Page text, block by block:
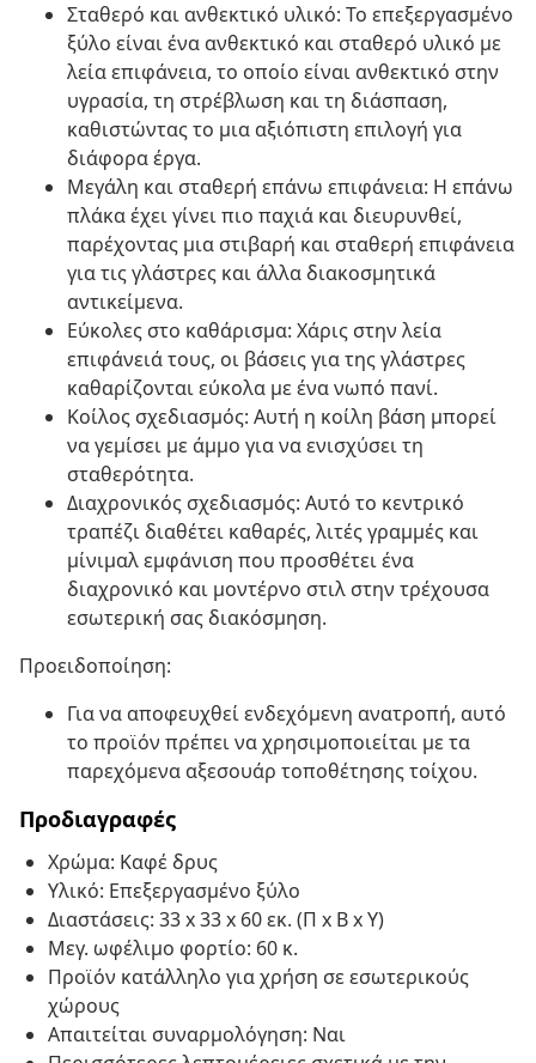
Σταθερό και ανθεκτικό υλικό: Το επεξεργασμένο
ξύλο είναι ένα ανθεκτικό και σταθερό υλικό με
λεία επιφάνεια, το οποίο είναι ανθεκτικό στην
υγρασία, τη στρέβλωση και τη διάσπαση,
καθιστώντας το μια αξιόπιστη επιλογή για
διάφορα έργα.
Μεγάλη και σταθερή επάνω επιφάνεια: Η επάνω
πλάκα έχει γίνει πιο παχιά και διευρυνθεί,
παρέχοντας μια στιβαρή και σταθερή επιφάνεια
για τις γλάστρες και άλλα διακοσμητικά
αντικείμενα.
Εύκολες στο καθάρισμα: Χάρις στην λεία
επιφάνειά τους, οι βάσεις για της γλάστρες
καθαρίζονται εύκολα με ένα νωπό πανί.
Κοίλος σχεδιασμός: Αυτή η κοίλη βάση μπορεί
να γεμίσει με άμμο για να ενισχύσει τη
σταθερότητα.
Διαχρονικός σχεδιασμός: Αυτό το κεντρικό
τραπέζι διαθέτει καθαρές, λιτές γραμμές και
μίνιμαλ εμφάνιση που προσθέτει ένα
διαχρονικό και μοντέρνο στιλ στην τρέχουσα
εσωτερική σας διακόσμηση.
Προειδοποίηση:
Για να αποφευχθεί ενδεχόμενη ανατροπή, αυτό
το προϊόν πρέπει να χρησιμοποιείται με τα
παρεχόμενα αξεσουάρ τοποθέτησης τοίχου.
Προδιαγραφές
Χρώμα: Καφέ δρυς
Υλικό: Επεξεργασμένο ξύλο
Διαστάσεις: 33 x 33 x 60 εκ. (Π x Β x Υ)
Μεγ. ωφέλιμο φορτίο: 60 κ.
Προϊόν κατάλληλο για χρήση σε εσωτερικούς
χώρους
Απαιτείται συναρμολόγηση: Ναι